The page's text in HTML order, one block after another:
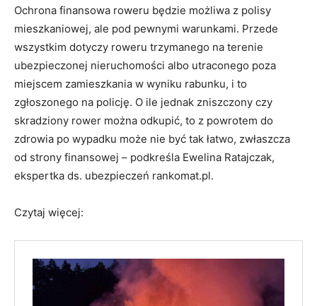
Ochrona finansowa roweru będzie możliwa z polisy
mieszkaniowej, ale pod pewnymi warunkami. Przede
wszystkim dotyczy roweru trzymanego na terenie
ubezpieczonej nieruchomości albo utraconego poza
miejscem zamieszkania w wyniku rabunku, i to
zgłoszonego na policję. O ile jednak zniszczony czy
skradziony rower można odkupić, to z powrotem do
zdrowia po wypadku może nie być tak łatwo, zwłaszcza
od strony finansowej – podkreśla Ewelina Ratajczak,
ekspertka ds. ubezpieczeń rankomat.pl.
Czytaj więcej: